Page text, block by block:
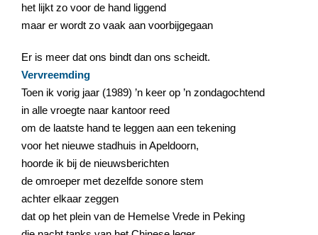
het lijkt zo voor de hand liggend
maar er wordt zo vaak aan voorbijgegaan
Er is meer dat ons bindt dan ons scheidt.
Vervreemding
Toen ik vorig jaar (1989) ’n keer op ’n zondagochtend
in alle vroegte naar kantoor reed
om de laatste hand te leggen aan een tekening
voor het nieuwe stadhuis in Apeldoorn,
hoorde ik bij de nieuwsberichten
de omroeper met dezelfde sonore stem
achter elkaar zeggen
dat op het plein van de Hemelse Vrede in Peking